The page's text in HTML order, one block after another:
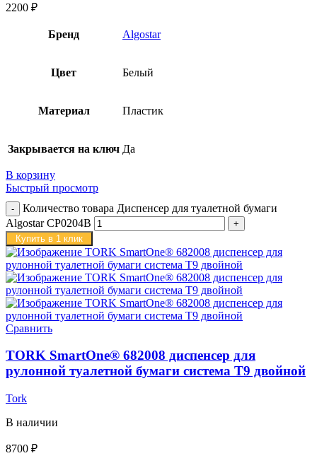
2200 ₽
Бренд Algostar
Цвет Белый
Материал Пластик
Закрывается на ключ Да
В корзину
Быстрый просмотр
Количество товара Диспенсер для туалетной бумаги
Algostar CP0204B
Купить в 1 клик
Сравнить
TORK SmartOne® 682008 диспенсер для
рулонной туалетной бумаги система T9 двойной
Tork
В наличии
8700 ₽